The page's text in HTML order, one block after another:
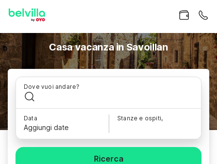
Casa vacanza in Savoillan
Dove vuoi andare?
Data
Aggiungi date
Stanze e ospiti,
Ricerca